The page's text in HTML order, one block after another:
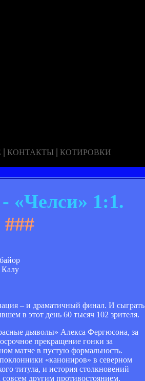
| КОНТАКТЫ | КОТИРОВКИ
«Челси» 1:1.
###
Калу
– и драматичный финал. И сыграть
в этот день 60 тысяч 102 зрителя.
дьяволы» Алекса Фергюсона, за
прекращение гонки за
матче в пустую формальность.
«канониров» в северном
титула, и история столкновений
совсем другим противостоянием.